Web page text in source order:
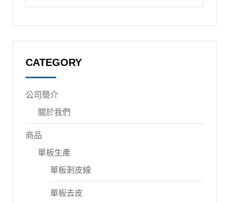
CATEGORY
公司簡介
關於我們
商品
單板生產
單板剝皮線
單板去皮